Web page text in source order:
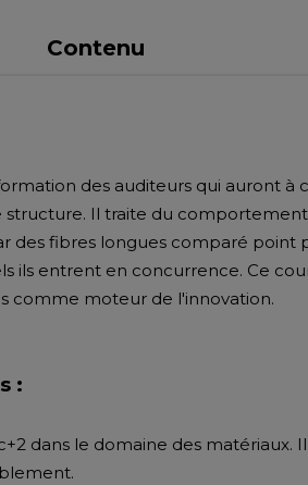
Contenu
des auditeurs qui auront à
Il traite du
des fibres longues comparé point
ils entrent en concurrence. Ce
comme moteur de l'innovation.
:
dans le domaine des matériaux.